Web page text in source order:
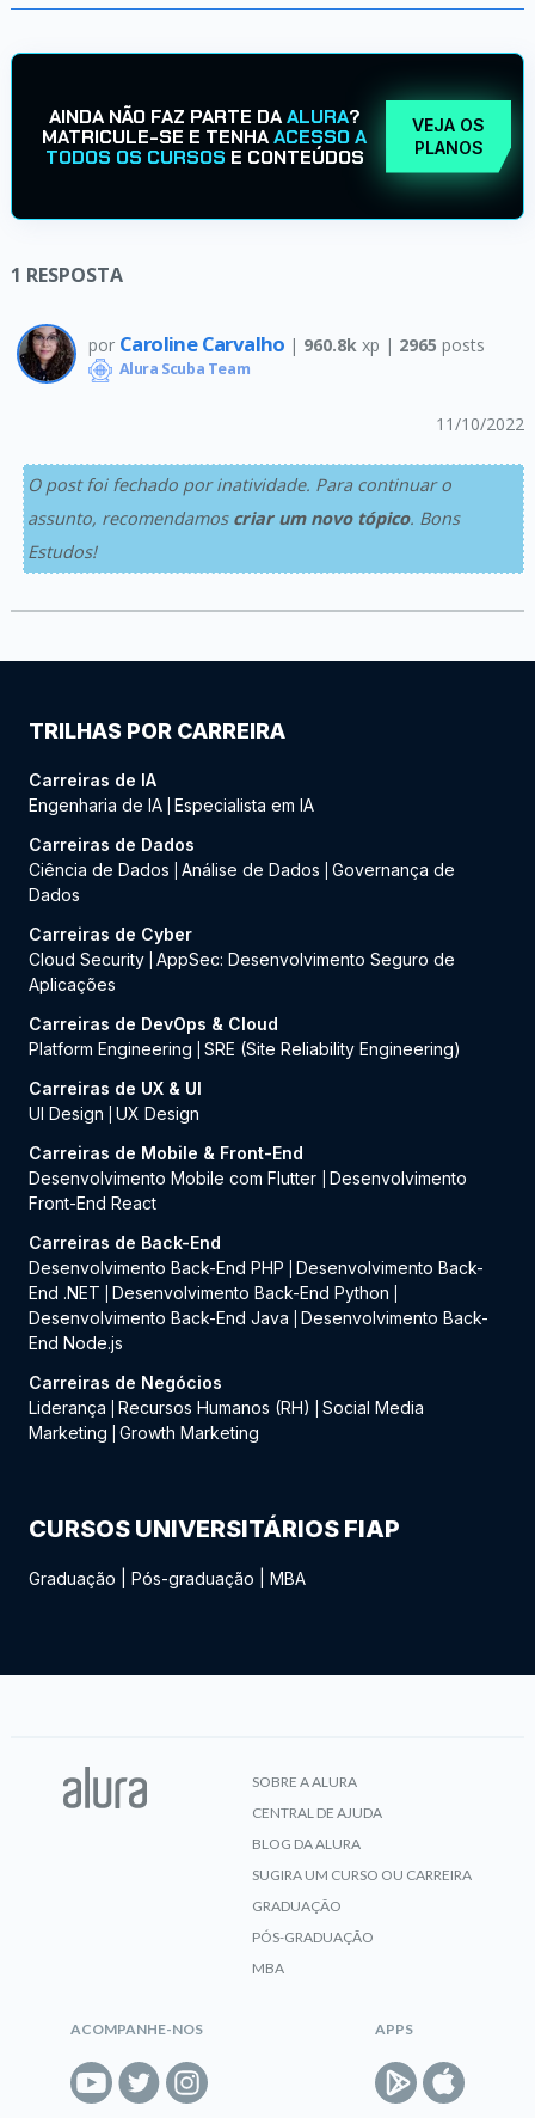
AINDA NÃO FAZ PARTE DAALURA?
MATRICULE-SE E TENHAACESSO A
TODOS OS CURSOS E CONTEÚDOS
VEJA OS
PLANOS
1 RESPOSTA
por Caroline Carvalho | 960.8k xp | 2965 posts
Alura Scuba Team
11/10/2022
O post foi fechado por inatividade. Para continuar o
assunto, recomendamos criar um novo tópico. Bons
Estudos!
TRILHAS POR CARREIRA
Carreiras de IA
Engenharia de IA Especialista em IA
Carreiras de Dados
Ciência de Dados
Análise de Dados
Governança de
Dados
Carreiras de Cyber
Cloud Security AppSec: Desenvolvimento Seguro de
Aplicações
Carreiras de DevOps & Cloud
Platform Engineering
SRE (Site Reliability Engineering)
Carreiras de UX & UI
UI Design
UX Design
Carreiras de Mobile & Front-End
Desenvolvimento Mobile com Flutter
Desenvolvimento
Front-End React
Carreiras de Back-End
Desenvolvimento Back-End PHP
Desenvolvimento Back-
End .NET
Desenvolvimento Back-End Python
Desenvolvimento Back-End Java
Desenvolvimento Back-
End Node.js
Carreiras de Negócios
Liderança
Recursos Humanos (RH)
Social Media
Marketing
Growth Marketing
CURSOS UNIVERSITÁRIOS FIAP
Graduação Pós-graduação MBA
SOBRE A ALURA
CENTRAL DE AJUDA
BLOG DA ALURA
SUGIRA UM CURSO OU CARREIRA
GRADUAÇÃO
PÓS-GRADUAÇÃO
MBA
ACOMPANHE-NOS APPS